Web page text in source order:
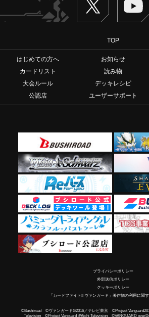
TOP
はじめての方へ お知らせ
カードリスト
読み物
大会ルール
デッキレシピ
公認店
ユーザーサポート
プライバシーポリシー
外部送信ポリシー
クッキーポリシー
「カードファイト!! ヴァンガード」著作物の利用に関
©Bushiroad ©ヴァンガードG2016／テレビ東京 ©Project
Television ©Project Vanguard if/Aichi Television ©VANGUARD